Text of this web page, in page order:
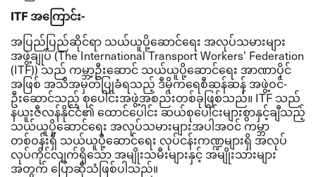
ITFအကြောင်း-
အပြည်ပြည်ဆိုင်ရာ သယ်ယူပို့ဆောင်ရေး အလုပ်သမားများ
အဖွဲ့ချုပ်(The International Transport Workers’ Federation
(ITF))သည် ကမ္ဘာ့ဦးဆောင် သယ်ယူပို့ဆောင်ရေး အာဏာပိုင်
အဖြစ် အသိအမှတ်ပြုခံရသည့် ဒီမိုကရေစီဆန်ဆန် အဖွဲ့ဝင်-
ဦးဆောင်သည့် စုပေါင်းအဖွဲ့အစည်းတစ်ခုဖြစ်သည်။ ITF သည်
နယူးဇီလန်နိုင်ငံ၏ ထောင်ပေါင်း ဆယ်စုပေါင်းများစွာနှင့်ချီသည့်
သယ်ယူပို့ဆောင်ရေး အလုပ်သမားများအပါအဝင် ကမ္ဘာ
တစ်ဝန်းရှိ သယ်ယူပို့ဆောင်ရေး လုပ်ငန်းကဏ္ဍများရှိ အလုပ်
လုပ်ကိုင်လျက်ရှိသော အမျိုးသမီးများနှင့် အမျိုးသားများ
အတွက် ပြောဆိုသံဖြစ်ပါသည်။